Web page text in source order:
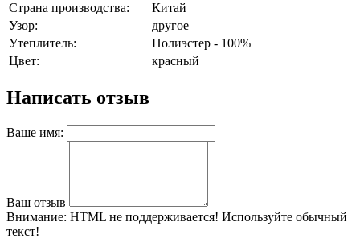
Страна производства:
Китай
Узор:
другое
Утеплитель:
Полиэстер - 100%
Цвет:
красный
Написать отзыв
Ваше имя:
Ваш отзыв
Внимание: HTML не поддерживается! Используйте обычный
текст!